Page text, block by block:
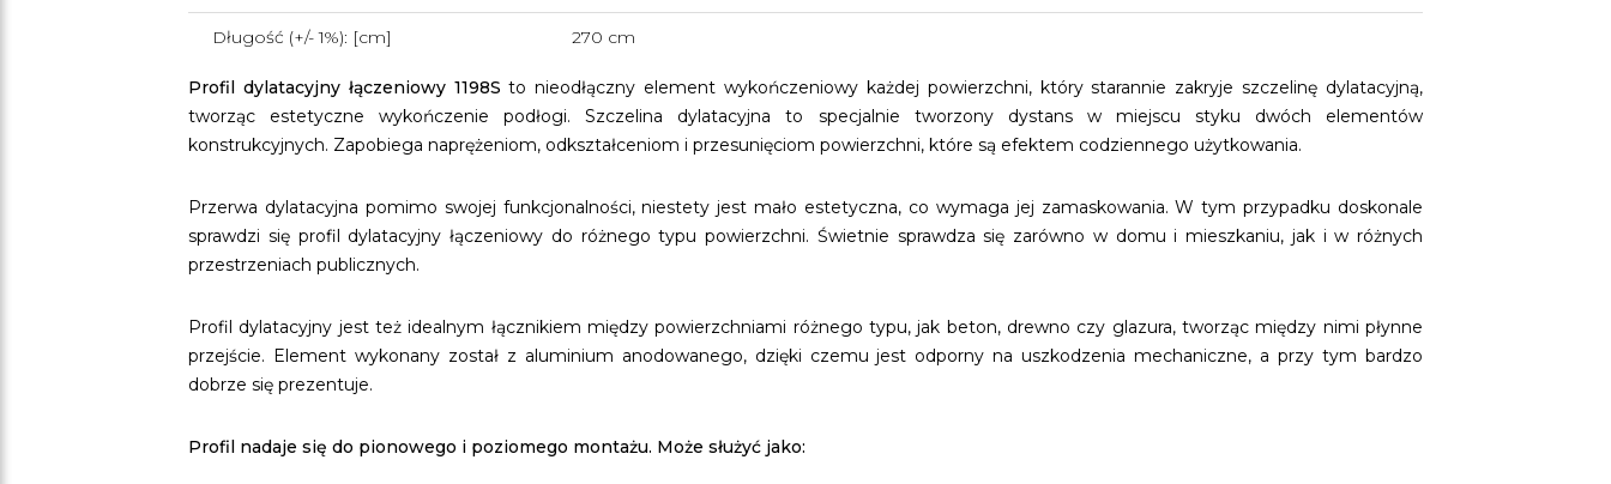
Długość (+/- 1%): [cm] 270 cm
Profil dylatacyjny łączeniowy 1198S to nieodłączny element wykończeniowy każdej powierzchni, który starannie zakryje szczelinę dylatacyjną,
tworząc estetyczne wykończenie podłogi. Szczelina dylatacyjna to specjalnie tworzony dystans w miejscu styku dwóch elementów
konstrukcyjnych. Zapobiega naprężeniom, odkształceniom i przesunięciom powierzchni, które są efektem codziennego użytkowania.
Przerwa dylatacyjna pomimo swojej funkcjonalności, niestety jest mało estetyczna, co wymaga jej zamaskowania. W tym przypadku doskonale
sprawdzi się profil dylatacyjny łączeniowy do różnego typu powierzchni. Świetnie sprawdza się zarówno w domu i mieszkaniu, jak i w różnych
przestrzeniach publicznych.
Profil dylatacyjny jest też idealnym łącznikiem między powierzchniami różnego typu, jak beton, drewno czy glazura, tworząc między nimi płynne
przejście. Element wykonany został z aluminium anodowanego, dzięki czemu jest odporny na uszkodzenia mechaniczne, a przy tym bardzo
dobrze się prezentuje.
Profil nadaje się do pionowego i poziomego montażu. Może służyć jako: